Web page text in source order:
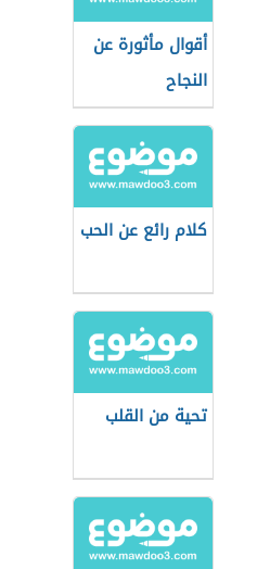
أقوال مأثورة عن
النجاح
كلام رائع عن الحب
تحية من القلب